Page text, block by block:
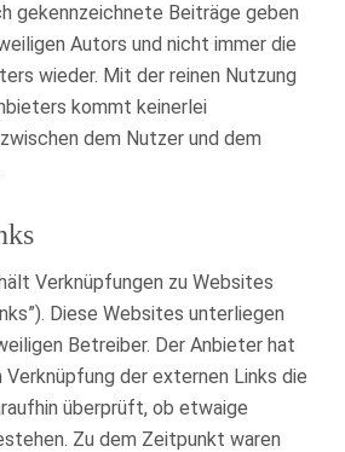
gekennzeichnete Beiträge geben
Autors und nicht immer die
wieder. Mit der reinen Nutzung
kommt keinerlei
dem Nutzer und dem
Verknüpfungen zu Websites
Diese Websites unterliegen
Betreiber. Der Anbieter hat
der externen Links die
überprüft, ob etwaige
Zu dem Zeitpunkt waren